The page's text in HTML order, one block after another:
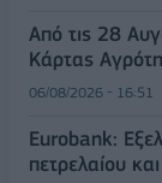
Από τις 28
Κάρτας
06/08/2026 - 16:51
Eurobank:
πετρελαίου